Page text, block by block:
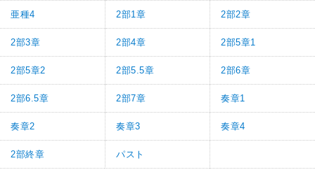
亜種4 2部1章 2部2章
2部3章 2部4章 2部5章1
2部5章2 2部5.5章 2部6章
2部6.5章 2部7章 奏章1
奏章2 奏章3 奏章4
2部終章 パスト